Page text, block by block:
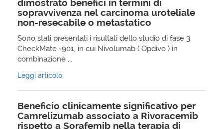
dimostrato benefici in termini di
sopravvivenza nel carcinoma uroteliale
non-resecabile o metastatico
Sono stati presentati i risultati dello studio di fase 3
CheckMate -901, in cui Nivolumab ( Opdivo ) in
combinazione ...
Leggi articolo
Beneficio clinicamente significativo per
Camrelizumab associato a Rivoracemib
rispetto a Sorafemib nella terapia di